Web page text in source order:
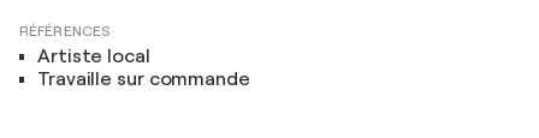
RÉFÉRENCES
Artiste local
Travaille sur commande